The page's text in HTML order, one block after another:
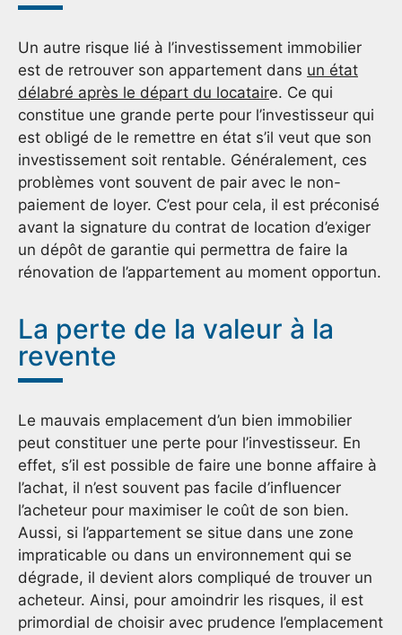
Un autre risque lié à l’investissement immobilier
est de retrouver son appartement dans un état
délabré après le départ du locataire. Ce qui
constitue une grande perte pour l’investisseur qui
est obligé de le remettre en état s’il veut que son
investissement soit rentable. Généralement, ces
problèmes vont souvent de pair avec le non-
paiement de loyer. C’est pour cela, il est préconisé
avant la signature du contrat de location d’exiger
un dépôt de garantie qui permettra de faire la
rénovation de l’appartement au moment opportun.
La perte de la valeur à la
revente
Le mauvais emplacement d’un bien immobilier
peut constituer une perte pour l’investisseur. En
effet, s’il est possible de faire une bonne affaire à
l’achat, il n’est souvent pas facile d’influencer
l’acheteur pour maximiser le coût de son bien.
Aussi, si l’appartement se situe dans une zone
impraticable ou dans un environnement qui se
dégrade, il devient alors compliqué de trouver un
acheteur. Ainsi, pour amoindrir les risques, il est
primordial de choisir avec prudence l’emplacement